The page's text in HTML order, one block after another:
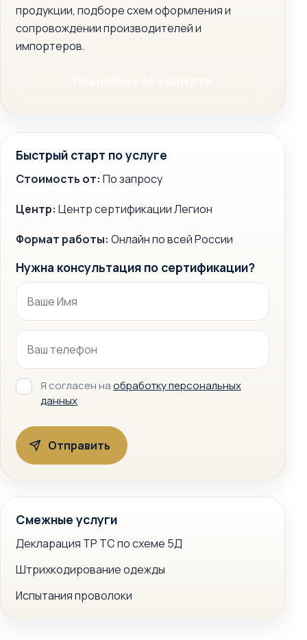
продукции, подборе схем оформления и
сопровождении производителей и
импортеров.
Быстрый старт по услуге
Стоимость от: По запросу
Центр: Центр сертификации Легион
Формат работы: Онлайн по всей России
Нужна консультация по сертификации?
Я согласен наобработку персональных
данных
Смежные услуги
Декларация ТР ТС по схеме 5Д
Штрихкодирование одежды
Испытания проволоки